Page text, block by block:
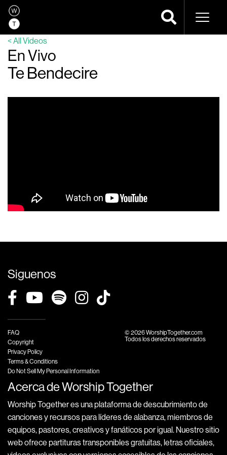
< All Videos
En Vivo
Te Bendecire
Siguenos
FAQ
Copyright
Privacy Policy
Terms & Conditions
Do Not Sell My Personal Information
© 2026 WorshipTogether.com
Todos los derechos reservados
Acerca de Worship Together
Worship Together es una plataforma de descubrimiento de
canciones y recursos para líderes de alabanza, miembros de
equipos, pastores, creativos y fanáticos por igual. Nuestro sitio
web ofrece partituras transponibles gratuitas, letras oficiales,